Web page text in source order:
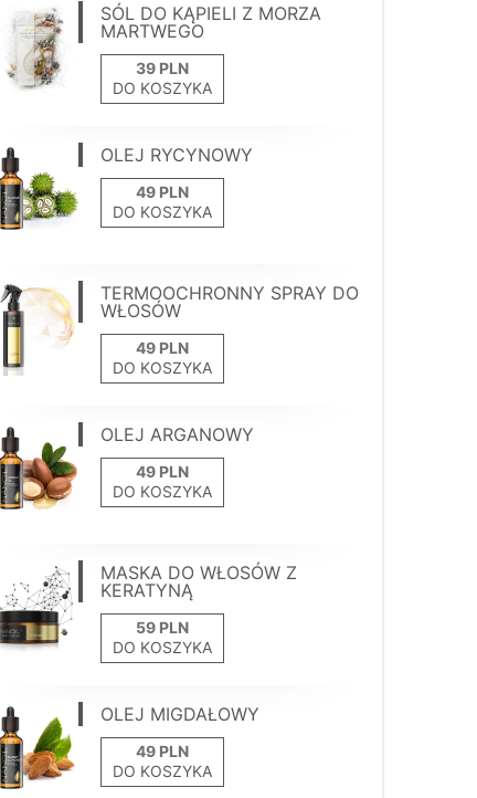
SÓL DO KĄPIELI Z MORZA
MARTWEGO
DO KOSZYKA
OLEJ RYCYNOWY
DO KOSZYKA
TERMOOCHRONNY SPRAY DO
WŁOSÓW
DO KOSZYKA
OLEJ ARGANOWY
DO KOSZYKA
MASKA DO WŁOSÓW Z
KERATYNĄ
DO KOSZYKA
OLEJ MIGDAŁOWY
DO KOSZYKA